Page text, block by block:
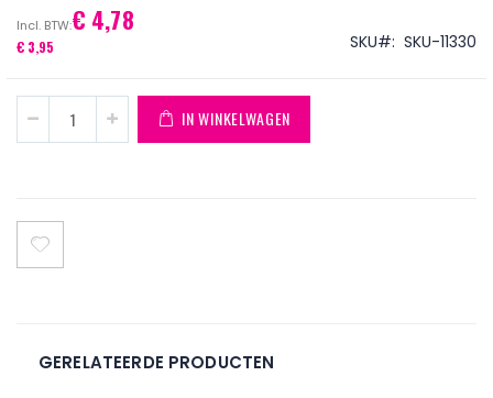
de
afbeeldingen-
gallerij
€ 4,78
€ 3,95 SKU SKU-11330
IN WINKELWAGEN
GERELATEERDE PRODUCTEN